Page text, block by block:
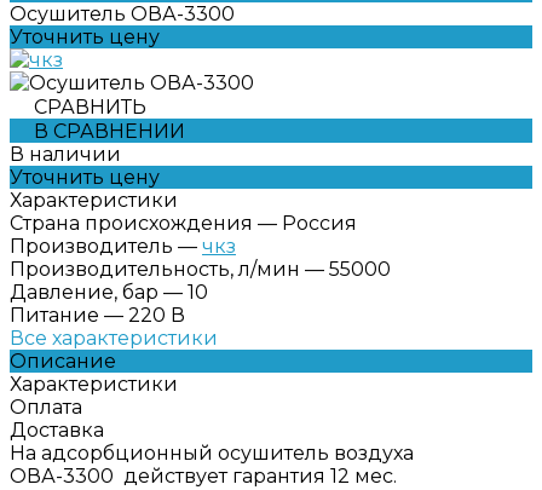
Осушитель ОВА-3300
Уточнить цену
СРАВНИТЬ
В СРАВНЕНИИ
В наличии
Уточнить цену
Характеристики
Страна происхождения — Россия
Производитель — чкз
Производительность, л/мин — 55000
Давление, бар — 10
Питание — 220 В
Все характеристики
Описание
Характеристики
Оплата
Доставка
На адсорбционный осушитель воздуха
ОВА-3300 действует гарантия 12 мес.